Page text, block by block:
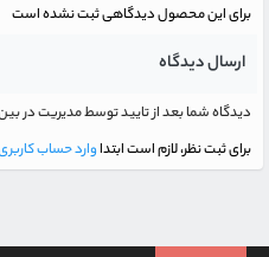
برای این محصول دیدگاهی ثبت نشده است
ارسال دیدگاه
دیدگاه شما بعد از تایید توسط مدیریت در
برای ثبت نظر، لازم است ابتداوارد حساب